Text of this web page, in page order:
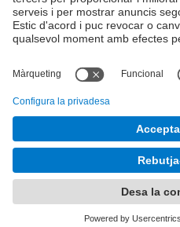
jose.luis.grande@upc.edu
Formulari de contacte
Desenvolupat amb